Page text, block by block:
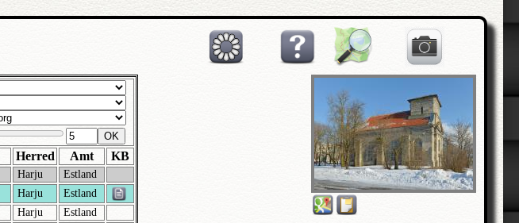
OK
Herred Amt KB
Harju
Estland
Harju
Estland
Harju
Estland